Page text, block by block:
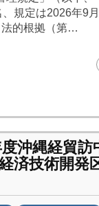
規定は2026年9
的根拠（第…
度沖縄経貿
済技術開発